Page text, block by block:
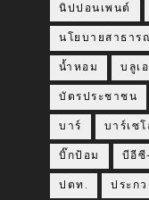
นิปปอนเพนต์
นโยบายสาธาร
น้ำหอม บลูเ
บัตรประชาชน
บาร์ บาร์เซ
บิ๊กป้อม บีอีซี
ปตท. ประก